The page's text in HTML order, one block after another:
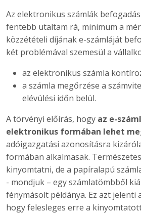
Az elektronikus számlák
fentebb utaltam rá, minimum a
közzétételi díjának e-számláját
két problémával szemesül a
az elektronikus számla
a számla megőrzése a
elévülési időn belül.
A törvényi előírás, hogy az e-
elektronikus formában lehet
adóigazgatási azonosításra
formában alkalmasak.
kinyomtatni, de a papíralapú
- mondjuk – egy számlatömbből
fénymásolt példánya. Ez azt jelenti
hogy felesleges erre a